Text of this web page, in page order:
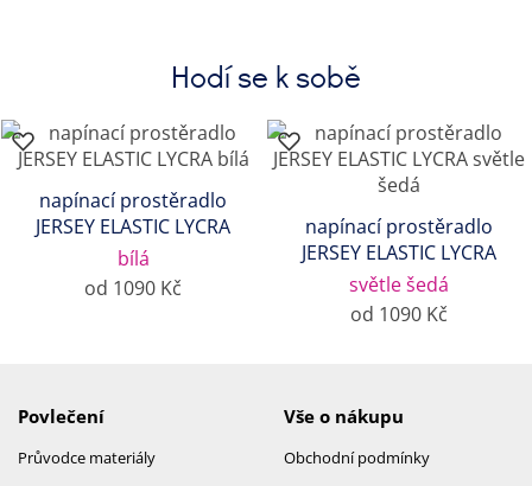
Hodí se k sobě
napínací prostěradlo
JERSEY ELASTIC LYCRA
bílá
od 1090 Kč
napínací prostěradlo
JERSEY ELASTIC LYCRA
světle šedá
od 1090 Kč
Povlečení
Průvodce materiály
Vše o nákupu
Obchodní podmínky